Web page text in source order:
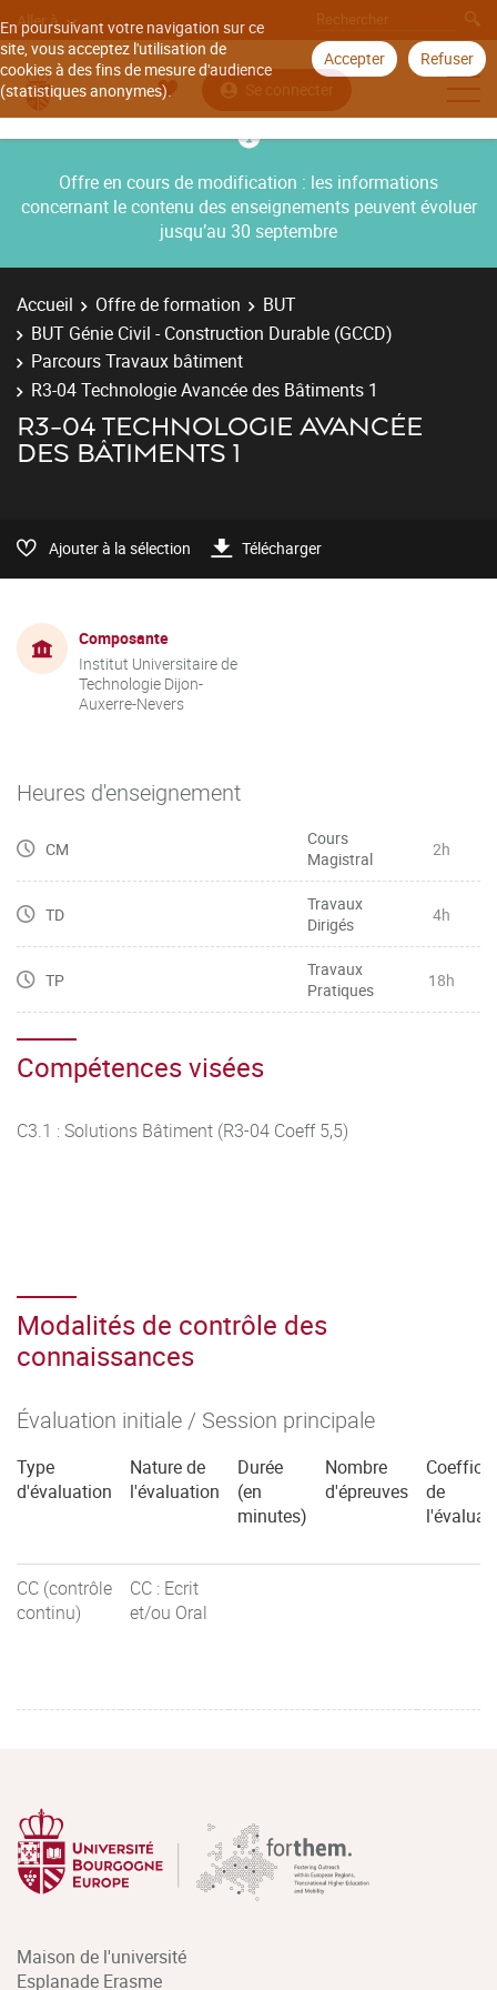
En poursuivant votre navigation sur ce
site, vous acceptez l'utilisation de
cookies à des fins de mesure d'audience
(statistiques anonymes).
Accepter Refuser
Aller à
Se connecter
Offre en cours de modification : les informations
concernant le contenu des enseignements peuvent évoluer
jusqu’au 30 septembre
Accueil Offre de formation
BUT
BUT Génie Civil - Construction Durable (GCCD)
Parcours Travaux bâtiment
R3-04 Technologie Avancée des Bâtiments 1
R3-04 TECHNOLOGIE AVANCÉE
DES BÂTIMENTS 1
Ajouter à la sélection Télécharger
Composante
Institut Universitaire de
Technologie Dijon-
Auxerre-Nevers
Heures d'enseignement
CM
Cours
Magistral
2h
TD
Travaux
Dirigés
4h
TP
Travaux
Pratiques
18h
Compétences visées
C3.1 : Solutions Bâtiment (R3-04 Coeff 5,5)
Modalités de contrôle des
connaissances
Évaluation initiale / Session principale
Type
d'évaluation
Nature de
l'évaluation
Durée
(en
minutes)
Nombre
d'épreuves
de
CC (contrôle
continu)
CC : Ecrit
et/ou Oral
Maison de l'université
Esplanade Erasme